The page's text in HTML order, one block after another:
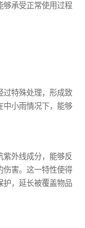
够承受正常使用过程
过特殊处理，形成致
中小雨情况下，能够
紫外线成分，能够反
伤害。这一特性使得
护，延长被覆盖物品